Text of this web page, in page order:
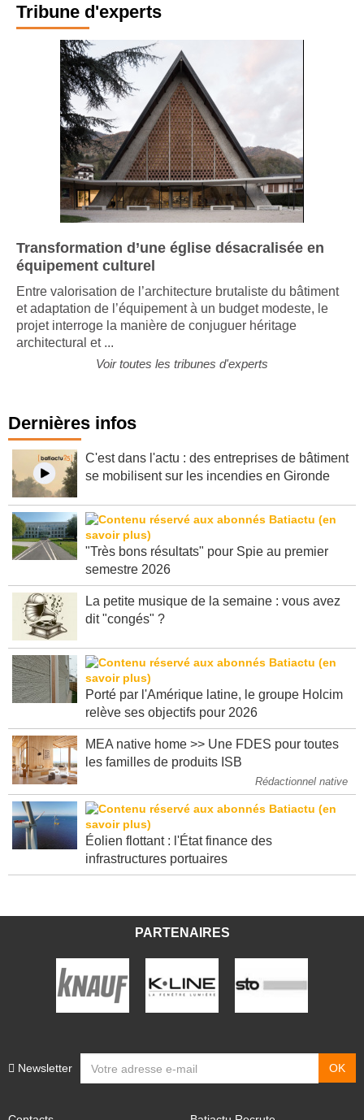
Tribune d'experts
Transformation d’une église désacralisée en
équipement culturel
Entre valorisation de l’architecture brutaliste du bâtiment
et adaptation de l’équipement à un budget modeste, le
projet interroge la manière de conjuguer héritage
architectural et ...
Voir toutes les tribunes d'experts
Dernières infos
C'est dans l'actu : des entreprises de bâtiment
se mobilisent sur les incendies en Gironde
"Très bons résultats" pour Spie au premier
semestre 2026
La petite musique de la semaine : vous avez
dit "congés" ?
Porté par l'Amérique latine, le groupe Holcim
relève ses objectifs pour 2026
MEA native home >> Une FDES pour toutes
les familles de produits ISB
Rédactionnel native
Éolien flottant : l'État finance des
infrastructures portuaires
PARTENAIRES
Newsletter